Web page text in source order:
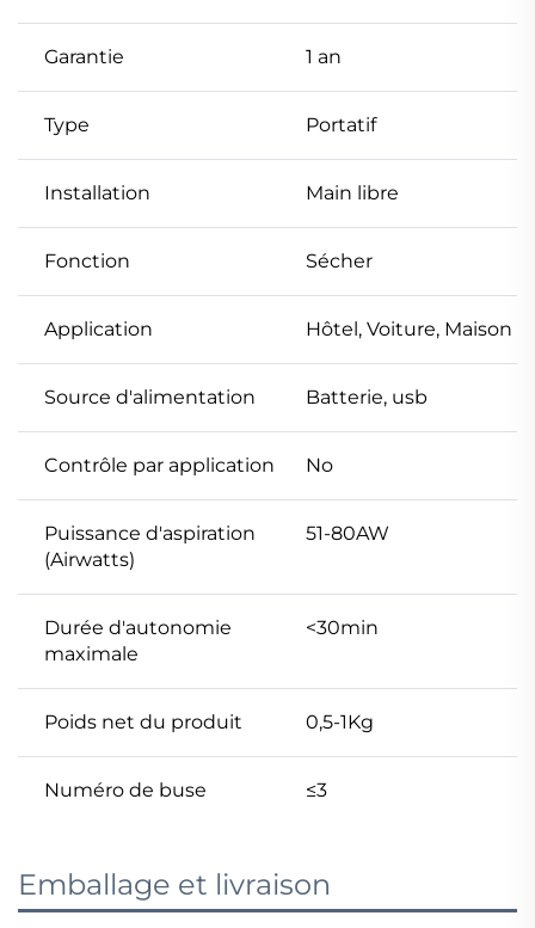
Garantie 1 an
Type Portatif
Installation Main libre
Fonction Sécher
Application Hôtel, Voiture, Maison
Source d'alimentation Batterie, usb
Contrôle par application No
Puissance d'aspiration
(Airwatts)
51-80AW
Durée d'autonomie
maximale
<30min
Poids net du produit 0,5-1Kg
Numéro de buse ≤3
Emballage et livraison